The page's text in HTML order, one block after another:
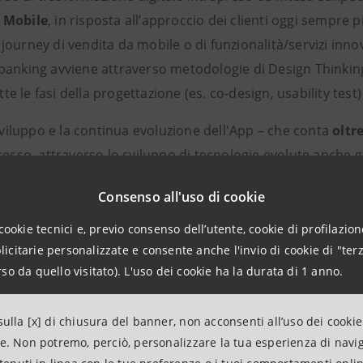
Consenso all'uso di cookie
tecnici e, previo consenso dell’utente, cookie di
personalizzate e consente anche l'invio di cookie di
da quello visitato). L'uso dei cookie ha la durata di 1 anno.
[x] di chiusura del banner, non acconsenti all’uso dei
Non potremo, perciò, personalizzare la tua esperienza di
Mobile, in risposta all’approccio dei clienti oggi sempre
di vendita da mobile o di funzionalità/servizi
avviene attraverso metodologie di Design
le fasi della progettazione (es. co-design, usability test)
e la continua evoluzione dell'App – che conta
attraverso lo sviluppo di tecnologie evolute anche
sia di prodotto/ servizi per offrire un'offerta
banking.
Vincenti” - 2° posto nella categoria “Comunicazione”
Imprese Vincenti nasce con l’obiettivo di valorizzare
e del made in Italy, motore di filiere e distretti
su 4.000 PMI candidate, tra cui 12 appartenenti al
individuate sulla base dei fattori di successo che le